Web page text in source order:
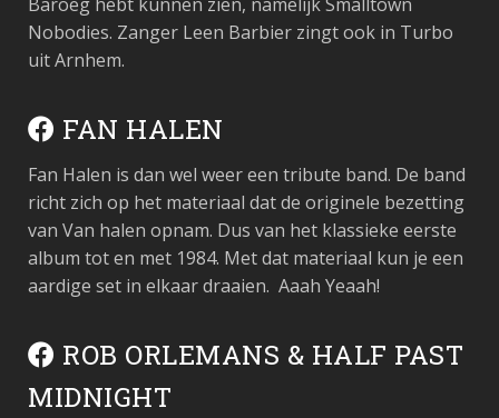
Nobodies. Zanger Leen Barbier zingt ook in Turbo
uit Arnhem.
FAN HALEN
Fan Halen is dan wel weer een tribute band. De band
richt zich op het materiaal dat de originele bezetting
van Van halen opnam. Dus van het klassieke eerste
album tot en met 1984. Met dat materiaal kun je een
aardige set in elkaar draaien. Aaah Yeaah!
ROB ORLEMANS & HALF PAST
MIDNIGHT